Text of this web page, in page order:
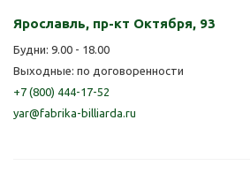
Ярославль, пр-кт Октября, 93
Будни: 9.00 - 18.00
Выходные: по договоренности
+7 (800) 444-17-52
yar@fabrika-billiarda.ru